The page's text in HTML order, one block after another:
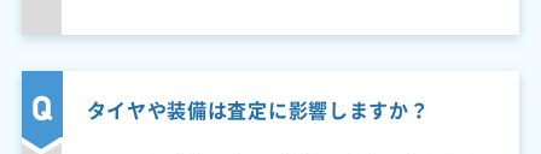
タイヤや装備は査定に影響しますか？